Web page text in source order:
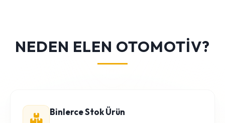
NEDEN ELEN OTOMOTİV?
Binlerce Stok Ürün